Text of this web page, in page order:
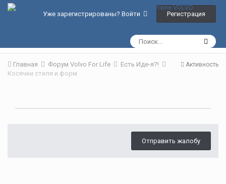
Уже зарегистрированы? Войти Регистрация
Активность
Главная Форум Volvo For Life
Есть Иде-я?!
Косячки стиля и форм
Отправить жалобу